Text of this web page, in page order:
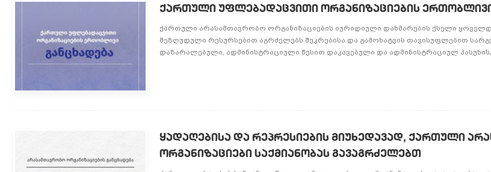
ქართული უფლებადაცვითი ორგანიზაციების
ქართული არასამთავრობო ორგანიზაციების იურიდიული დახმარების ქსელი
შეზღუდული რესურსებით აგრძელებს შეკრებისა და გამოხატვის თავისუფლებით
დაზარალებული, ადმინისტრაციული წესით დაკავებული და ადმინისტრაციულ
ყადაღებისა და რეპრესიების მიუხედავად, ქართული
ორგანიზაციები საქმიანობას გავაგრძელებთ